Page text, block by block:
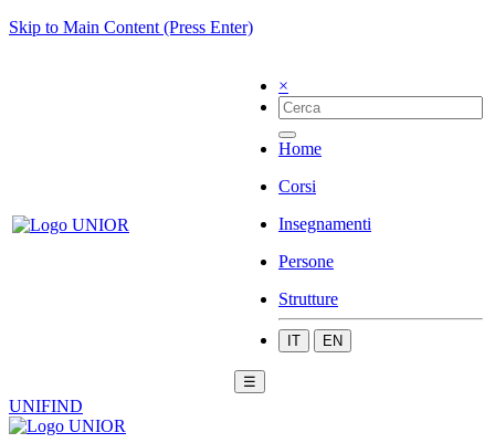
Skip to Main Content (Press Enter)
×
Home
Corsi
Insegnamenti
Persone
Strutture
IT EN
☰
UNIFIND